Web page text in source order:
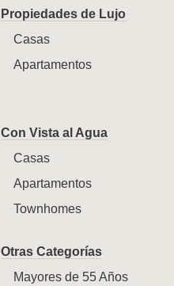
Propiedades de Lujo
Casas
Apartamentos
Con Vista al Agua
Casas
Apartamentos
Townhomes
Otras Categorías
Mayores de 55 Años